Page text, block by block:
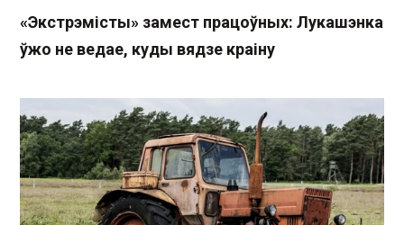
«Экстрэмісты» замест працоўных: Лукашэнка
ўжо не ведае, куды вядзе краіну